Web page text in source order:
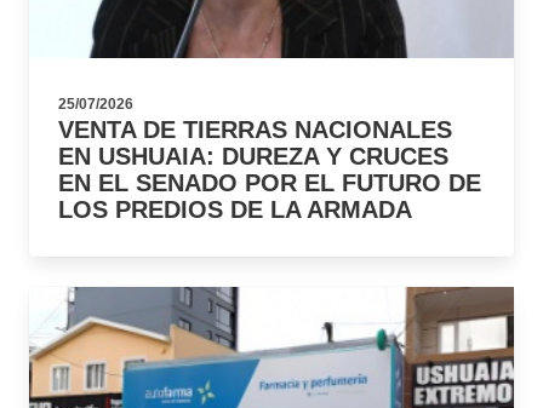
25/07/2026
VENTA DE TIERRAS NACIONALES
EN USHUAIA: DUREZA Y CRUCES
EN EL SENADO POR EL FUTURO DE
LOS PREDIOS DE LA ARMADA